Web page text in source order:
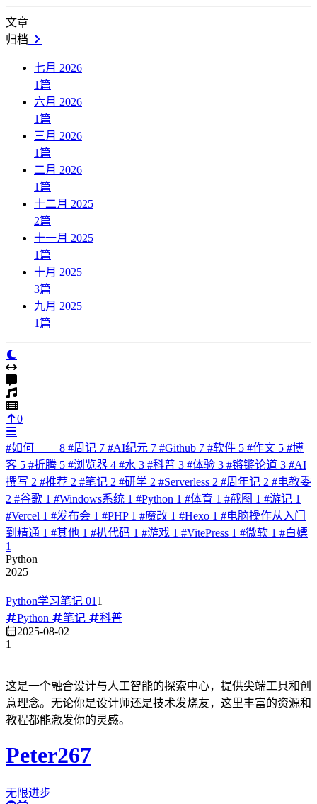
文章
归档
七月 2026
1篇
六月 2026
1篇
三月 2026
1篇
二月 2026
1篇
十二月 2025
2篇
十一月 2025
1篇
十月 2025
3篇
九月 2025
1篇
0
#如何____ 8 #周记 7 #AI纪元 7 #Github 7 #软件 5 #作文 5 #博
客 5 #折腾 5 #浏览器 4 #水 3 #科普 3 #体验 3 #锵锵论道 3 #AI
撰写 2 #推荐 2 #笔记 2 #研学 2 #Serverless 2 #周年记 2 #电教委
2 #谷歌 1 #Windows系统 1 #Python 1 #体育 1 #截图 1 #游记 1
#Vercel 1 #发布会 1 #PHP 1 #魔改 1 #Hexo 1 #电脑操作从入门
到精通 1 #其他 1 #扒代码 1 #游戏 1 #VitePress 1 #微软 1 #白嫖
1
Python
2025
Python学习笔记 01 1
Python
笔记
科普
2025-08-02
1
这是一个融合设计与人工智能的探索中心，提供尖端工具和创
意理念。无论你是设计师还是技术发烧友，这里丰富的资源和
教程都能激发你的灵感。
Peter267
无限进步